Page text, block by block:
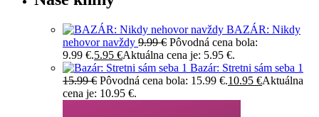
BAZÁR: Nikdy
nehovor navždy 9.99€ Pôvodná cena bola:
9.99 €.5.95 €Aktuálna cena je: 5.95 €.
Bazár: Stretni sám seba 1
15.99€ Pôvodná cena bola: 15.99 €.10.95 €Aktuálna
cena je: 10.95 €.